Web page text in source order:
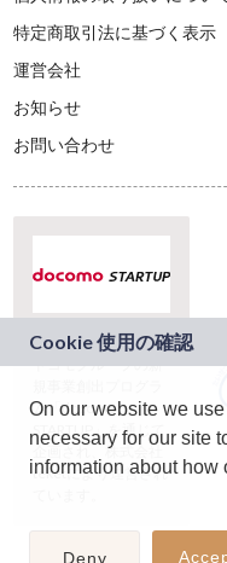
特定商取引法に基づく表示
運営会社
お知らせ
お問い合わせ
本サービスは、NTT
ドコモグループの新
ム「docomo
STARTUP」を通じて
企画され、株式会社
teketにより運営され
On our website we
necessary for our site
information about how
Deny